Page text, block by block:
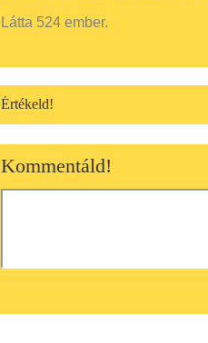
Látta 524 ember.
Értékeld!
Kommentáld!